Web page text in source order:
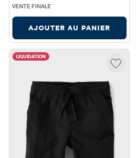
VENTE FINALE
AJOUTER AU PANIER
LIQUIDATION